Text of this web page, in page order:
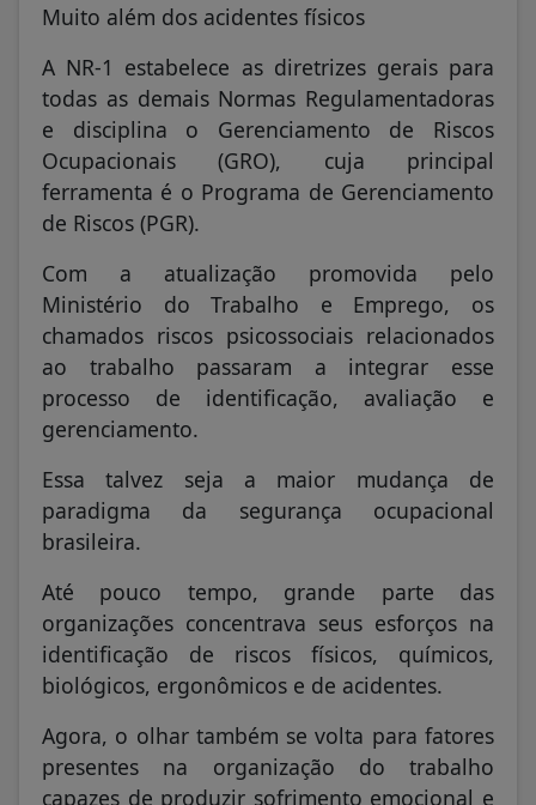
Muito além dos acidentes físicos
A NR-1 estabelece as diretrizes gerais para
todas as demais Normas Regulamentadoras
e disciplina o Gerenciamento de Riscos
Ocupacionais (GRO), cuja principal
ferramenta é o Programa de Gerenciamento
de Riscos (PGR).
Com a atualização promovida pelo
Ministério do Trabalho e Emprego, os
chamados riscos psicossociais relacionados
ao trabalho passaram a integrar esse
processo de identificação, avaliação e
gerenciamento.
Essa talvez seja a maior mudança de
paradigma da segurança ocupacional
brasileira.
Até pouco tempo, grande parte das
organizações concentrava seus esforços na
identificação de riscos físicos, químicos,
biológicos, ergonômicos e de acidentes.
Agora, o olhar também se volta para fatores
presentes na organização do trabalho
capazes de produzir sofrimento emocional e